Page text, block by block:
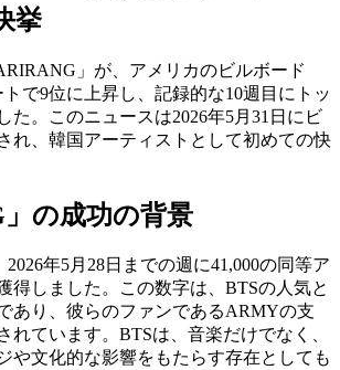
挙
」が、アメリカのビルボード
で9位に上昇し、記録的な10週目にトッ
た。このニュースは2026年5月31日にビ
れ、韓国アーティストとして初めての快
」の成功の背景
2026年5月28日までの週に41,000の同等ア
得しました。この数字は、BTSの人気と
あり、彼らのファンであるARMYの支
れています。BTSは、音楽だけでなく、
や文化的な影響をもたらす存在としても